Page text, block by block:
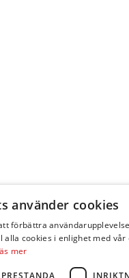
använder cookies
förbättra
cookies i enlighet med vår
mer
PRESTANDA